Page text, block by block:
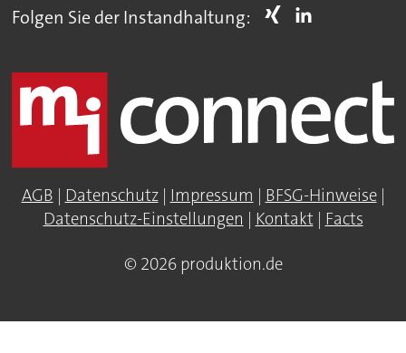
Folgen Sie der Instandhaltung:
AGB | Datenschutz| Impressum | BFSG-Hinweise|
Datenschutz-Einstellungen | Kontakt| Facts
© 2026 produktion.de